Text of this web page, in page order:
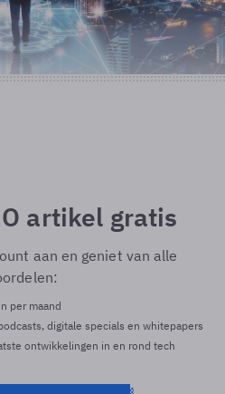
artikel gratis
aan en geniet van alle
per maand
digitale specials en whitepapers
ontwikkelingen in en rond tech